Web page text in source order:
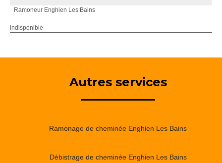
Ramoneur Enghien Les Bains
indisponible
Autres services
Ramonage de cheminée Enghien Les Bains
Débistrage de cheminée Enghien Les Bains